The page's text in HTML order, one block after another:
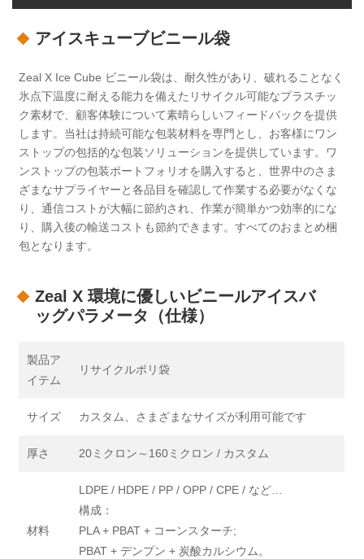
アイスキューブビニール袋
Zeal X Ice Cube ビニール袋は、耐久性があり、破れることなく
氷点下温度に耐える能力を備えたリサイクル可能なプラスチッ
ク素材で、顧客体験について素晴らしいフィードバックを提供
します。当社は持続可能な包装材料を専門とし、お客様にワン
ストップの包括的な包装ソリューションを提供しています。ワ
ンストップの包装ポートフォリオを購入すると、世界中のさま
ざまなサプライヤーと各品目を確認して作業する必要がなくな
り、通信コストが大幅に節約され、作業が簡単かつ効率的にな
り、購入後の輸送コストも節約できます。すべてのおまとめ梱
包となります。
Zeal X 環境に優しいビニールアイスバ
ッグパラメータ（仕様）
製品ア
イテム
リサイクルポリ袋
サイズ カスタム、さまざまなサイズが利用可能です
厚さ 20ミクロン～160ミクロン / カスタム
材料
LDPE / HDPE / PP / OPP / CPE / など…
構成：
PLA + PBAT + コーンスターチ;
PBAT + デンプン + 炭酸カルシウム。